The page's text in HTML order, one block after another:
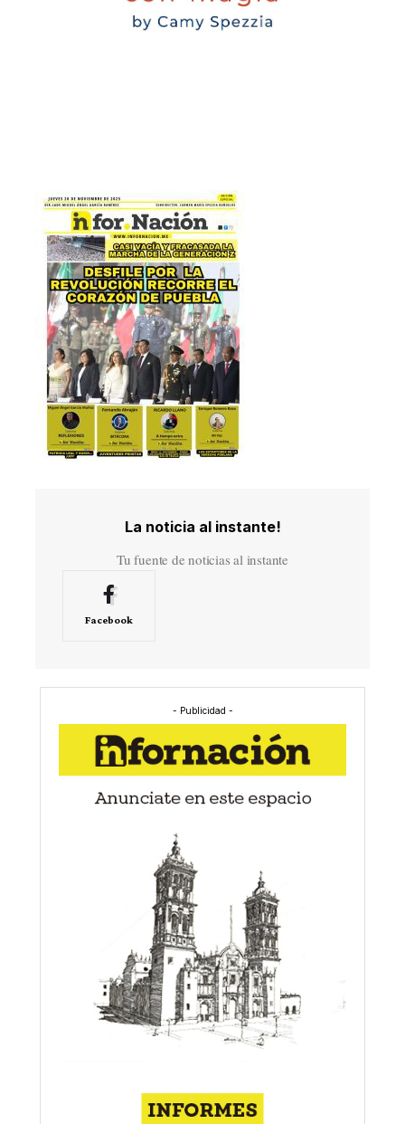
La noticia al instante!
Tu fuente de noticias al instante
Facebook
- Publicidad -